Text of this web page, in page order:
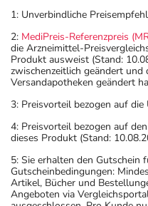
1: Unverbindliche
2: MediPreis-Referenzpreis
die Arzneimittel-
Produkt ausweist (Stand:
zwischenzeitlich geändert
Versandapotheken geändert
3: Preisvorteil bezogen auf
4: Preisvorteil bezogen auf
dieses Produkt (Stand:
5: Sie erhalten den
Gutscheinbedingungen:
Artikel, Bücher und
Angeboten via